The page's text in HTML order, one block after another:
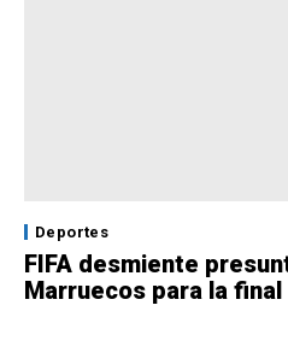
Deportes
FIFA desmiente
Marruecos para la